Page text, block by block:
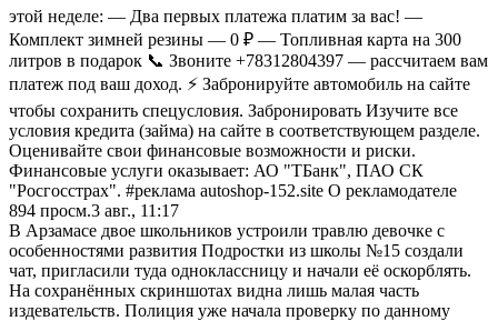
этой неделе: — Два первых платежа платим за вас! —
Комплект зимней резины — 0 ₽ — Топливная карта на 300
литров в подарок 📞 Звоните +78312804397 — расcчитаем вам
платеж под ваш доход. ⚡ Забронируйте автомобиль на сайте
чтобы сохранить спецусловия. Забронировать Изучите все
условия кредита (займа) на сайте в соответствующем разделе.
Оценивайте свои финансовые возможности и риски.
Финансовые услуги оказывает: АО "ТБанк", ПАО СК
"Росгосстрах". #реклама autoshop-152.site О рекламодателе
894 просм.3 авг., 11:17
В Арзамасе двое школьников устроили травлю девочке с
особенностями развития Подростки из школы №15 создали
чат, пригласили туда одноклассницу и начали её оскорблять.
На сохранённых скриншотах видна лишь малая часть
издевательств. Полиция уже начала проверку по данному